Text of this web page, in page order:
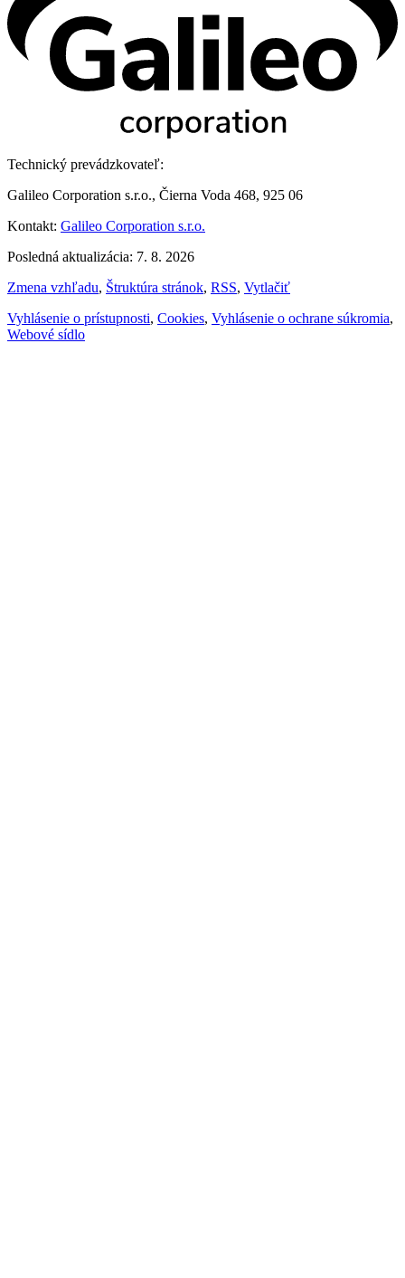
Technický prevádzkovateľ:
Galileo Corporation s.r.o., Čierna Voda 468, 925 06
Kontakt: Galileo Corporation s.r.o.
Posledná aktualizácia: 7. 8. 2026
Zmena vzhľadu, Štruktúra stránok, RSS, Vytlačiť
Vyhlásenie o prístupnosti, Cookies, Vyhlásenie o ochrane súkromia,
Webové sídlo